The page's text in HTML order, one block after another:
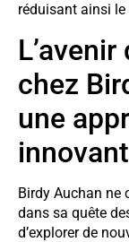
réduisant ainsi
chez
une
Birdy Auchan ne
dans sa quête
d’explorer de